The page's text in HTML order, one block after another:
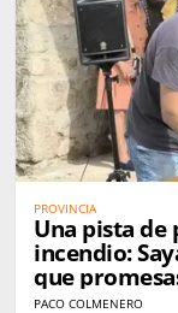
PROVINCIA
Una pista de
incendio:
que
PACO COLMENERO